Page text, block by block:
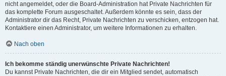
nicht angemeldet, oder die Board-Administration hat Private Nachrichten für
das komplette Forum ausgeschaltet. Außerdem könnte es sein, dass der
Administrator dir das Recht, Private Nachrichten zu verschicken, entzogen hat.
Kontaktiere einen Administrator, um weitere Informationen zu erhalten.
Nach oben
Ich bekomme ständig unerwünschte Private Nachrichten!
Du kannst Private Nachrichten, die dir ein Mitglied sendet, automatisch